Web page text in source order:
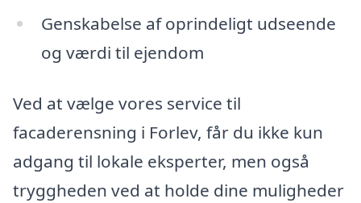
Genskabelse af oprindeligt udseende
og værdi til ejendom
Ved at vælge vores service til
facaderensning i Forlev, får du ikke kun
adgang til lokale eksperter, men også
tryggheden ved at holde dine muligheder